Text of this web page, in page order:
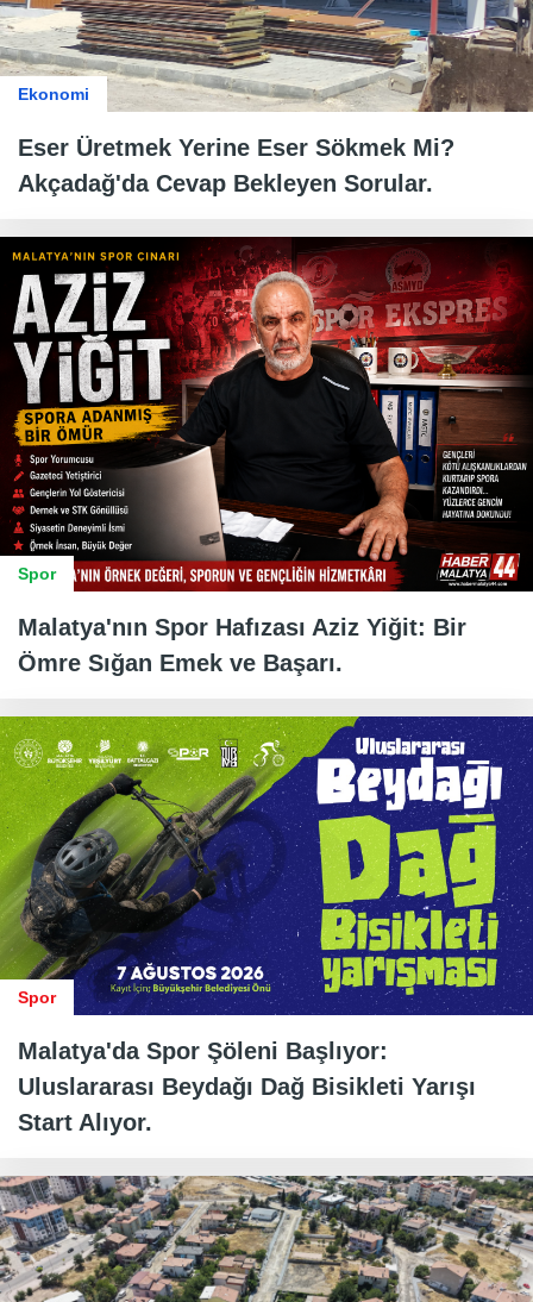
Ekonomi
Eser Üretmek Yerine Eser Sökmek Mi?
Akçadağ'da Cevap Bekleyen Sorular.
Spor
Malatya'nın Spor Hafızası Aziz Yiğit: Bir
Ömre Sığan Emek ve Başarı.
Spor
Malatya'da Spor Şöleni Başlıyor:
Uluslararası Beydağı Dağ Bisikleti Yarışı
Start Alıyor.